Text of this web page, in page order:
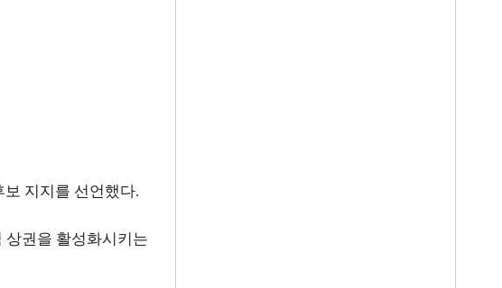
보 지지를 선언했다.
상권을 활성화시키는